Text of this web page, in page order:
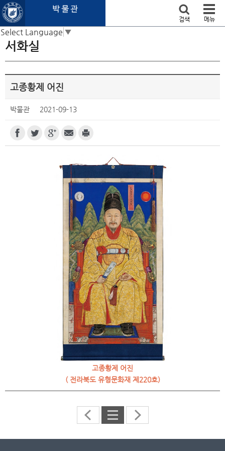
본문 바로가기
Select Language ▼
검색 메뉴
서화실
고종황제 어진
박물관 2021-09-13
고종황제 어진
( 전라북도 유형문화재 제220호)